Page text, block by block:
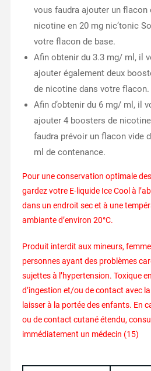
vous faudra ajouter un flacon
nicotine en 20 mg nic’tonic
votre flacon de base.
Afin obtenir du 3.3 mg/ ml, il
ajouter également deux
de nicotine dans votre flacon.
Afin d’obtenir du 6 mg/ ml, il
ajouter 4 boosters de
faudra prévoir un flacon vide
ml de contenance.
Pour une conservation optimale
gardez votre E-liquide Ice Cool à
dans un endroit sec et à une
ambiante d’environ 20°C.
Produit interdit aux mineurs,
personnes ayant des problèmes
sujettes à l’hypertension. Toxique
d’ingestion et/ou de contact avec
laisser à la portée des enfants. En
ou de contact cutané étendu,
immédiatement un médecin (15)